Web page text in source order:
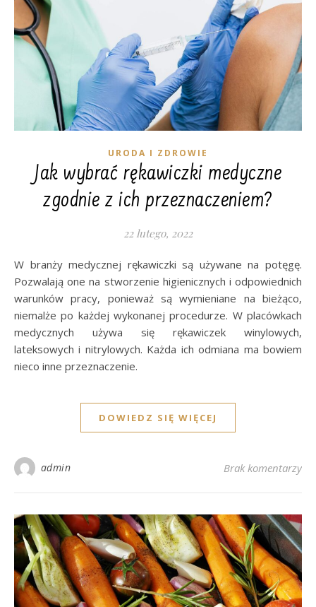
URODA I ZDROWIE
Jak wybrać rękawiczki medyczne
zgodnie z ich przeznaczeniem?
22 lutego, 2022
W branży medycznej rękawiczki są używane na potęgę.
Pozwalają one na stworzenie higienicznych i odpowiednich
warunków pracy, ponieważ są wymieniane na bieżąco,
niemalże po każdej wykonanej procedurze. W placówkach
medycznych używa się rękawiczek winylowych,
lateksowych i nitrylowych. Każda ich odmiana ma bowiem
nieco inne przeznaczenie.
DOWIEDZ SIĘ WIĘCEJ
admin Brak komentarzy